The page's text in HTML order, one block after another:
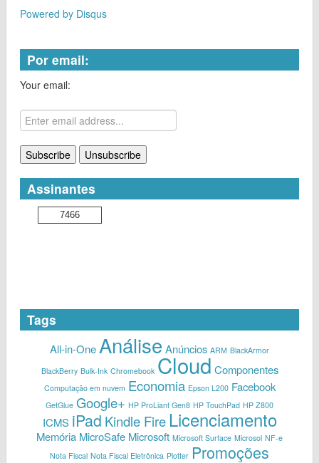
Powered by Disqus
Por email:
Your email:
Assinantes
7466
Tags
All-in-OneAnálise Anúncios ARM BlackArmor
BlackBerry Bulk-Ink Chromebook Cloud Componentes
Computação em nuvem Economia Epson L200 Facebook
GetGlue Google+ HP ProLiant Gen8 HP TouchPad HP Z800
ICMS iPad Kindle Fire Licenciamento
Memória MicroSafe Microsoft Microsoft Surface Microsol NF-e
Nota Fiscal Nota Fiscal Eletrônica Plotter Promoções